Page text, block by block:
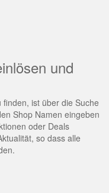
und
ist über die Suche
Shop Namen eingeben
oder Deals
so dass alle